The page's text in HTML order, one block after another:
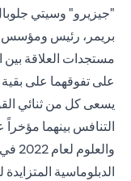
"جيزيرو" وسيتي
بريمر، رئيس ومؤسس
مستجدات العلاقة بين
على تفوقهما على بقية
يسعى كل من ثنائي
التنافس بينهما مؤخراً
الدبلوماسية